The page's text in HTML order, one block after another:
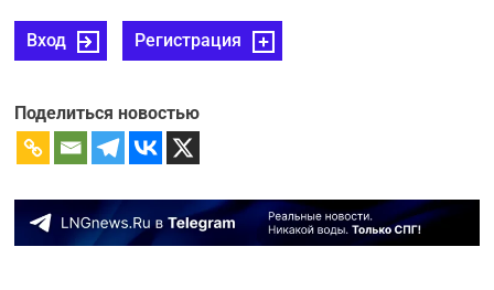
Вход Регистрация
Поделиться новостью